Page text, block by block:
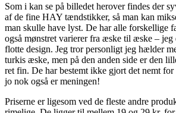
Som i kan se på billedet herover findes der
af de fine HAY tændstikker, så man kan
man skulle have lyst. De har alle forskellige
også mønstret varierer fra æske til æske –
flotte design. Jeg tror personligt jeg hælder
turkis æske, men på den anden side er den
ret fin. De har bestemt ikke gjort det nemt
jo nok også er meningen!
Priserne er ligesom ved de fleste andre